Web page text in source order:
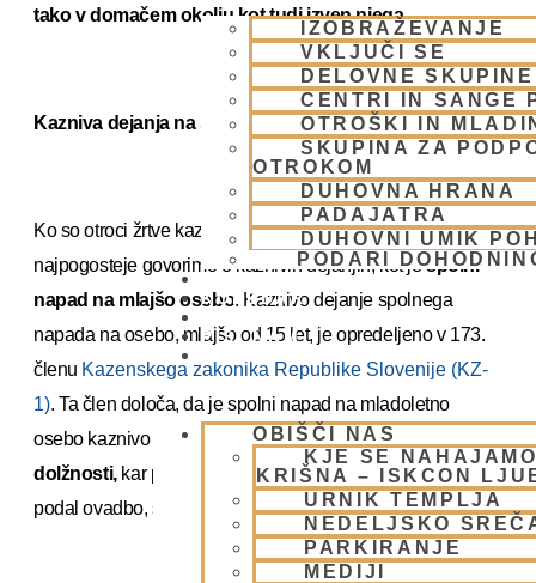
IZOBRAŽEVANJE
VKLJUČI SE
DELOVNE SKUPINE
CENTRI IN SANGE
OTROŠKI IN
SKUPINA ZA
OTROKOM
DUHOVNA HRANA
PADAJATRA
DUHOVNI UMIK
PODARI
KOLEDAR
PIŠI NAM
OBIŠČI NAS
KJE SE
KRIŠNA – ISKCON
URNIK TEMPLJA
NEDELJSKO
PARKIRANJE
MEDIJI
tako v domačem okolju kot tudi izven njega.
Kazniva dejanja na škodo otrok zunaj družine
Ko so otroci žrtve kaznivih dejanj izven družine,
najpogosteje govorimo o kaznivih dejanjih, kot jespolni
napad na mlajšo osebo. Kaznivo dejanje spolnega
napada na osebo, mlajšo od 15 let, je opredeljeno v 173.
členu Kazenskega zakonika Republike Slovenije (KZ-
1). Ta člen določa, da je spolni napad na mladoletno
osebo kaznivo dejanje, ki sepreganja po uradni
dolžnosti,kar pomeni, da ni potrebno, da bi oškodovanec
podal ovadbo, saj se postopek začne samodejno.